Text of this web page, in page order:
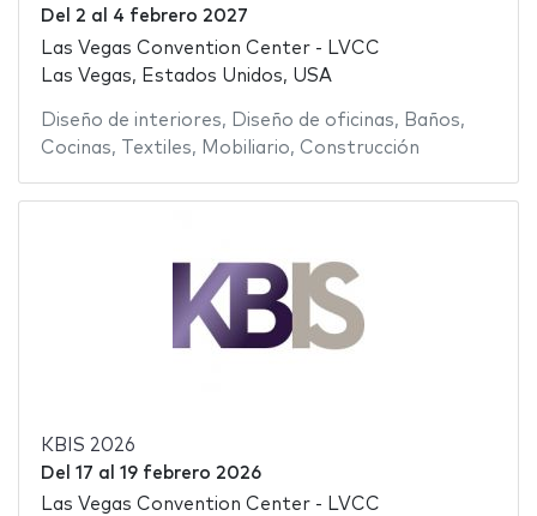
Del 2 al 4 febrero 2027
Las Vegas Convention Center - LVCC
Las Vegas, Estados Unidos, USA
Diseño de interiores, Diseño de oficinas, Baños,
Cocinas, Textiles, Mobiliario, Construcción
KBIS 2026
Del 17 al 19 febrero 2026
Las Vegas Convention Center - LVCC